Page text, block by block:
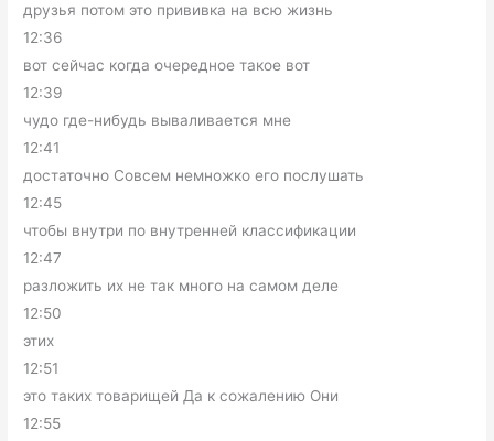
друзья потом это прививка на всю жизнь
12:36
вот сейчас когда очередное такое вот
12:39
чудо где-нибудь вываливается мне
12:41
достаточно Совсем немножко его послушать
12:45
чтобы внутри по внутренней классификации
12:47
разложить их не так много на самом деле
12:50
этих
12:51
это таких товарищей Да к сожалению Они
12:55